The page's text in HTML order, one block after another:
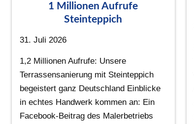
1 Millionen Aufrufe
Steinteppich
31. Juli 2026
1,2 Millionen Aufrufe: Unsere
Terrassensanierung mit Steinteppich
begeistert ganz Deutschland Einblicke
in echtes Handwerk kommen an: Ein
Facebook-Beitrag des Malerbetriebs